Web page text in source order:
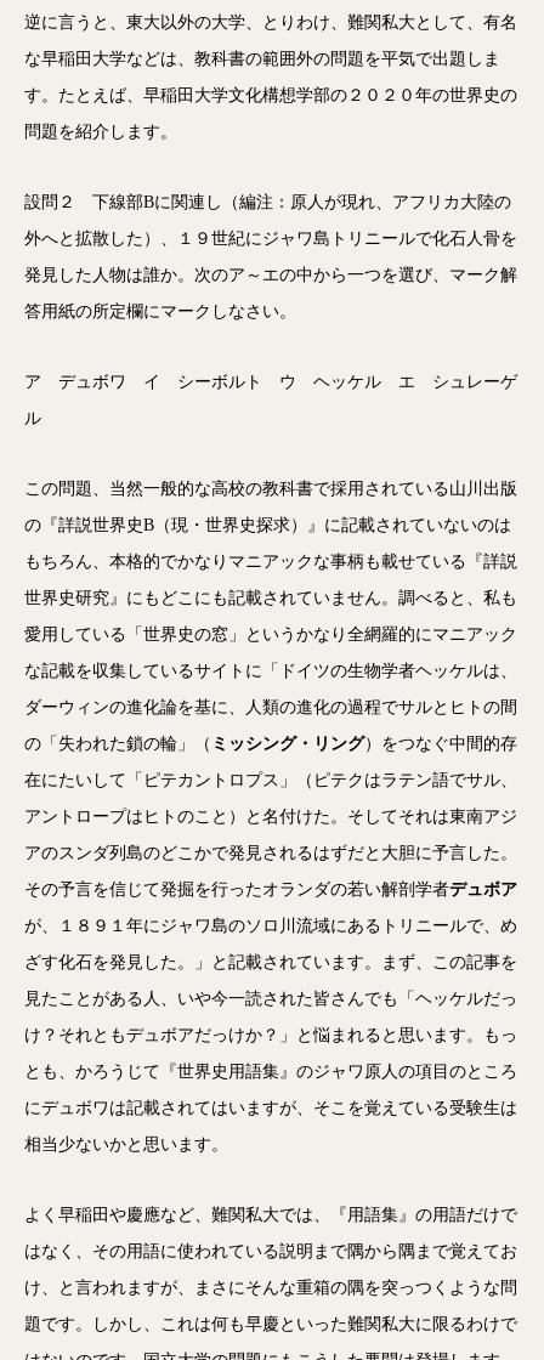
逆に言うと、東大以外の大学、とりわけ、難関私大として、有名
な早稲田大学などは、教科書の範囲外の問題を平気で出題しま
す。たとえば、早稲田大学文化構想学部の２０２０年の世界史の
問題を紹介します。
設問２ 下線部Bに関連し（編注：原人が現れ、アフリカ大陸の
外へと拡散した）、１９世紀にジャワ島トリニールで化石人骨を
発見した人物は誰か。次のア～エの中から一つを選び、マーク解
答用紙の所定欄にマークしなさい。
ア デュボワ イ シーボルト ウ ヘッケル エ シュレーゲ
ル
この問題、当然一般的な高校の教科書で採用されている山川出版
の『詳説世界史B（現・世界史探求）』に記載されていないのは
もちろん、本格的でかなりマニアックな事柄も載せている『詳説
世界史研究』にもどこにも記載されていません。調べると、私も
愛用している「世界史の窓」というかなり全網羅的にマニアック
な記載を収集しているサイトに「ドイツの生物学者ヘッケルは、
ダーウィンの進化論を基に、人類の進化の過程でサルとヒトの間
の「失われた鎖の輪」（ ミッシング・リング）をつなぐ中間的存
在にたいして「ピテカントロプス」（ピテクはラテン語でサル、
アントロープはヒトのこと）と名付けた。そしてそれは東南アジ
アのスンダ列島のどこかで発見されるはずだと大胆に予言した。
その予言を信じて発掘を行ったオランダの若い解剖学者デュボア
が、１８９１年にジャワ島のソロ川流域にあるトリニールで、め
ざす化石を発見した。」と記載されています。まず、この記事を
見たことがある人、いや今一読された皆さんでも「ヘッケルだっ
け？それともデュボアだっけか？」と悩まれると思います。もっ
とも、かろうじて『世界史用語集』のジャワ原人の項目のところ
にデュボワは記載されてはいますが、そこを覚えている受験生は
相当少ないかと思います。
よく早稲田や慶應など、難関私大では、『用語集』の用語だけで
はなく、その用語に使われている説明まで隅から隅まで覚えてお
け、と言われますが、まさにそんな重箱の隅を突っつくような問
題です。しかし、これは何も早慶といった難関私大に限るわけで